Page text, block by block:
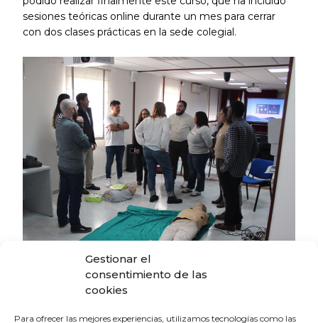
Gestionar el
consentimiento de las
cookies
Para ofrecer las mejores experiencias, utilizamos tecnologías como las
sesiones teóricas online durante un mes para cerrar
con dos clases prácticas en la sede colegial.
La Escuela de Verano Sénior cierra su
programación con una charla sobre
sexualidad y suelo pélvico en las